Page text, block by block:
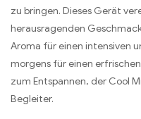
zu bringen. Dieses Gerät
herausragenden
Aroma für einen intensiven
morgens für einen
zum Entspannen, der Cool
Begleiter.